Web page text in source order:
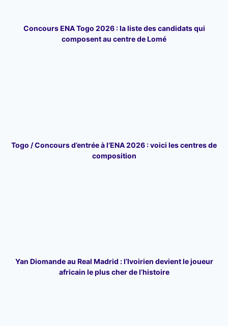
Concours ENA Togo 2026 : la liste des candidats qui
composent au centre de Lomé
Togo / Concours d’entrée à l’ENA 2026 : voici les centres de
composition
Yan Diomande au Real Madrid : l’Ivoirien devient le joueur
africain le plus cher de l’histoire